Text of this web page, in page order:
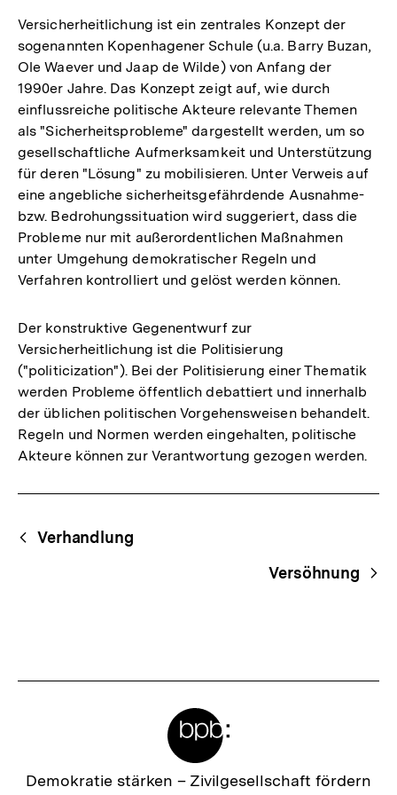
Versicherheitlichung ist ein zentrales Konzept der
sogenannten Kopenhagener Schule (u.a. Barry Buzan,
Ole Waever und Jaap de Wilde) von Anfang der
1990er Jahre. Das Konzept zeigt auf, wie durch
einflussreiche politische Akteure relevante Themen
als "Sicherheitsprobleme" dargestellt werden, um so
gesellschaftliche Aufmerksamkeit und Unterstützung
für deren "Lösung" zu mobilisieren. Unter Verweis auf
eine angebliche sicherheitsgefährdende Ausnahme-
bzw. Bedrohungssituation wird suggeriert, dass die
Probleme nur mit außerordentlichen Maßnahmen
unter Umgehung demokratischer Regeln und
Verfahren kontrolliert und gelöst werden können.
Der konstruktive Gegenentwurf zur
Versicherheitlichung ist die Politisierung
("politicization"). Bei der Politisierung einer Thematik
werden Probleme öffentlich debattiert und innerhalb
der üblichen politischen Vorgehensweisen behandelt.
Regeln und Normen werden eingehalten, politische
Akteure können zur Verantwortung gezogen werden.
Begriffsnavigation
Content-
Navigation
Verhandlung
Versöhnung
Zur
Demokratie stärken – Zivilgesellschaft fördern